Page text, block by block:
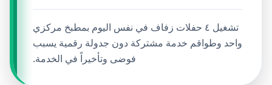
تشغيل ٤ حفلات زفاف في نفس اليوم بمطبخ مركزي
واحد وطواقم خدمة مشتركة دون جدولة رقمية يسبب
فوضى وتأخيراً في الخدمة.